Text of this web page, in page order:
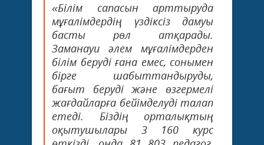
«Білім сапасын арттыруда
мұғалімдердің үздіксіз дамуы
басты рөл атқарады.
Заманауи әлем мұғалімдерден
білім беруді ғана емес, сонымен
бірге шабыттандыруды,
бағыт беруді және өзгермелі
жағдайларға бейімделуді талап
етеді. Біздің орталықтың
оқытушылары 3 160 курс